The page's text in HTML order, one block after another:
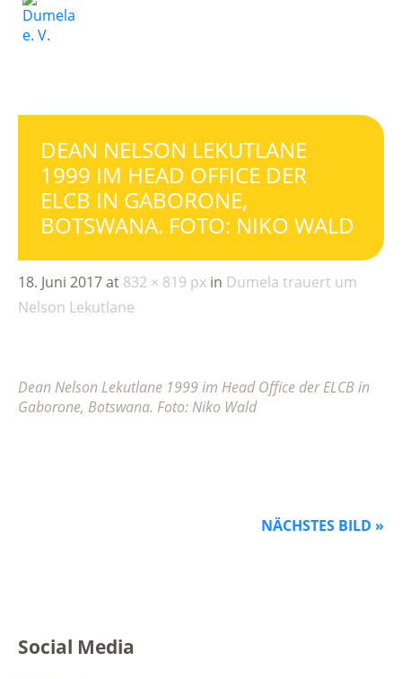
DEAN NELSON LEKUTLANE
1999 IM HEAD OFFICE DER
ELCB IN GABORONE,
BOTSWANA. FOTO: NIKO WALD
18. Juni 2017at 832 × 819 px in Dumela trauert um
Nelson Lekutlane
Dean Nelson Lekutlane 1999 im Head Office der ELCB in
Gaborone, Botswana. Foto: Niko Wald
NÄCHSTES BILD »
Social Media